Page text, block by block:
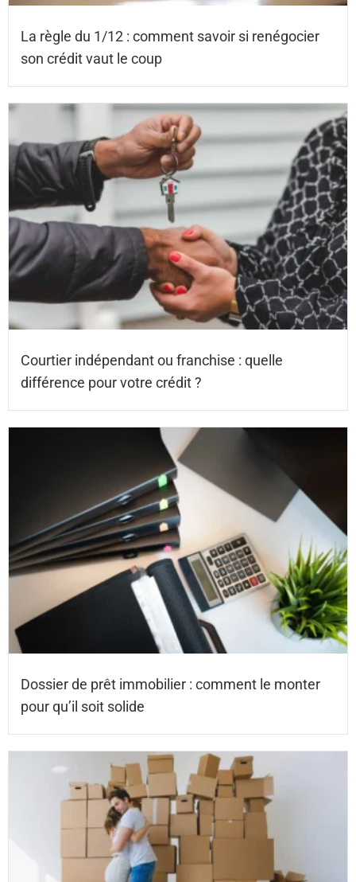
La règle du 1/12 : comment savoir si renégocier
son crédit vaut le coup
Courtier indépendant ou franchise : quelle
différence pour votre crédit ?
Dossier de prêt immobilier : comment le monter
pour qu’il soit solide